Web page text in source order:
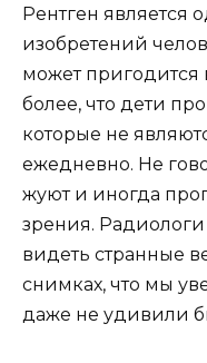
Рентген является
изобретений
может пригодится
более, что дети
которые не
ежедневно. Не
жуют и иногда
зрения.
видеть странные
снимках, что мы
даже не удивили